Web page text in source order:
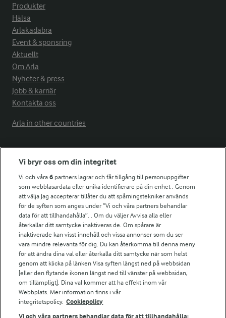
Produkter
Hälsa
Arlakadabra
Event & sponsring
Aktuellt
Om Arla
Nyheter & press
Jobb & karriär
Kontakta oss
Arla in other countries
Fler Arlasajter
För ägare
Arlas kundportal
Arla.com
Falbygdens Ost
Arla webbshop
Bildbank
Följ oss
Vi bryr oss om din integritet
Vi och våra6 partners lagrar och får tillgång till personuppgifter
som webbläsardata eller unika identifierare på din enhet . Genom
att välja Jag accepterar tillåter du att spårningstekniker används
för de syften som anges under ”Vi och våra partners behandlar
data för att tillhandahålla”. . Om du väljer Avvisa alla eller
återkallar ditt samtycke inaktiveras de. Om spårare är
inaktiverade kan visst innehåll och vissa annonser som du ser
vara mindre relevanta för dig. Du kan återkomma till denna meny
för att ändra dina val eller återkalla ditt samtycke när som helst
genom att klicka på länken Visa syften längst ned på webbsidan
[eller den flytande ikonen längst ned till vänster på webbsidan,
om tillämpligt]. Dina val kommer att ha effekt inom vår
Webbplats. Mer information finns i vår
integritetspolicy. Cookiepolicy
Vi och våra partners behandlar data för att tillhandahålla: